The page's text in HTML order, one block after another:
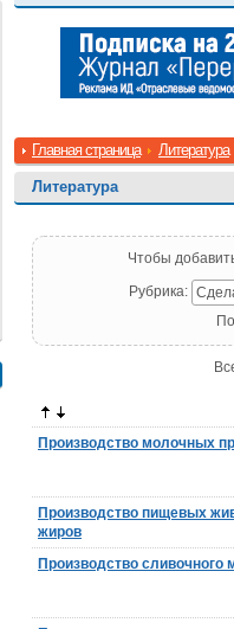
Главная страница Литература
Литература
Чтобы
Рубрика:
Производство молочных
Производство пищевых
жиров
Производство сливочного